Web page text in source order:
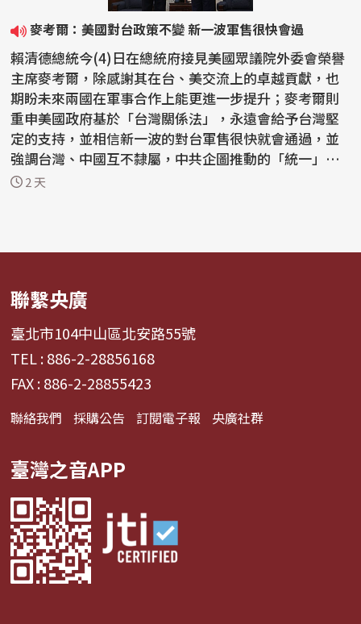
麥考爾：美國對台政策不變 新一波軍售很快會過
賴清德總統今(4)日在總統府接見美國眾議院外委會榮譽
主席麥考爾，除感謝其在台、美交流上的卓越貢獻，也
期盼未來兩國在軍事合作上能更進一步提升；麥考爾則
重申美國政府基於「台灣關係法」，永遠會給予台灣堅
定的支持，並相信新一波的對台軍售很快就會通過，並
強調台灣、中國互不隸屬，中共企圖推動的「統一」絕
不會...
2 天
聯繫央廣
臺北市104中山區北安路55號
TEL : 886-2-28856168
FAX : 886-2-28855423
聯絡我們 採購公告 訂閱電子報 央廣社群
臺灣之音APP